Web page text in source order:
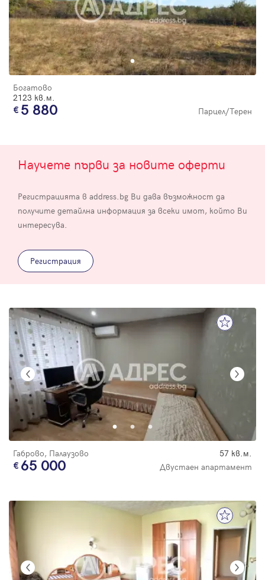
Богатово
2123 кв.м.
5 880 Парцел/Терен
Научете първи за новите оферти
Регистрацията в address.bg Ви дава възможност да
получите детайлна информация за всеки имот, който Ви
интересува.
Регистрация
Габрово, Палаузово 57 кв.м.
65 000 Двустаен апартамент